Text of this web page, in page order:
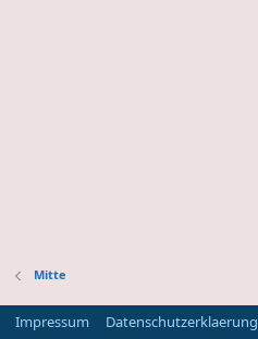
Mitte
Impressum Datenschutzerklaerung